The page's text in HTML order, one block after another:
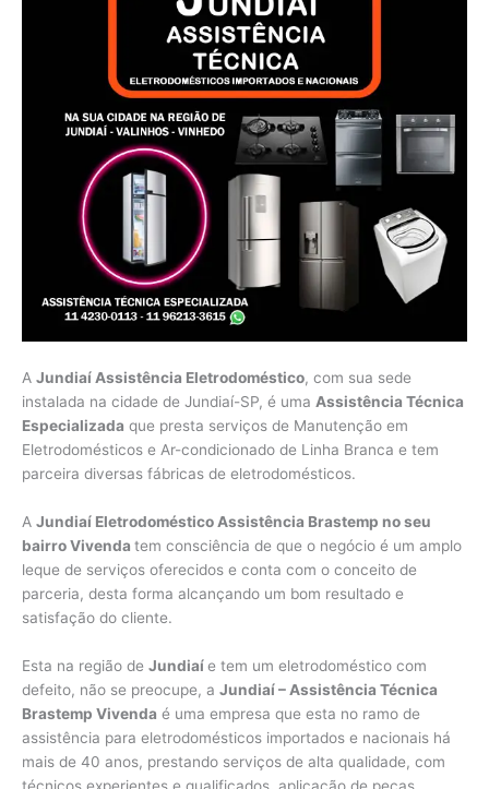
A Jundiaí Assistência Eletrodoméstico, com sua sede
instalada na cidade de Jundiaí-SP, é uma Assistência Técnica
Especializada que presta serviços de Manutenção em
Eletrodomésticos e Ar-condicionado de Linha Branca e tem
parceira diversas fábricas de eletrodomésticos.
A Jundiaí Eletrodoméstico Assistência Brastemp no seu
bairro Vivenda tem consciência de que o negócio é um amplo
leque de serviços oferecidos e conta com o conceito de
parceria, desta forma alcançando um bom resultado e
satisfação do cliente.
Esta na região de Jundiaíe tem um eletrodoméstico com
defeito, não se preocupe, a Jundiaí – Assistência Técnica
Brastemp Vivenda é uma empresa que esta no ramo de
assistência para eletrodomésticos importados e nacionais há
mais de 40 anos, prestando serviços de alta qualidade, com